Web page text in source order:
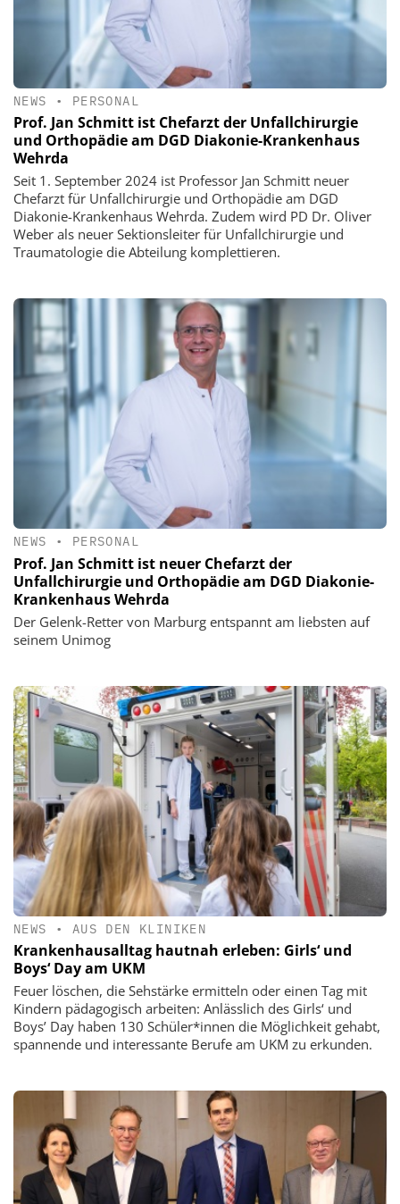
NEWS • PERSONAL
Prof. Jan Schmitt ist Chefarzt der Unfallchirurgie
und Orthopädie am DGD Diakonie-Krankenhaus
Wehrda
Seit 1. September 2024 ist Professor Jan Schmitt neuer
Chefarzt für Unfallchirurgie und Orthopädie am DGD
Diakonie-Krankenhaus Wehrda. Zudem wird PD Dr. Oliver
Weber als neuer Sektionsleiter für Unfallchirurgie und
Traumatologie die Abteilung komplettieren.
NEWS • PERSONAL
Prof. Jan Schmitt ist neuer Chefarzt der
Unfallchirurgie und Orthopädie am DGD Diakonie-
Krankenhaus Wehrda
Der Gelenk-Retter von Marburg entspannt am liebsten auf
seinem Unimog
NEWS • AUS DEN KLINIKEN
Krankenhausalltag hautnah erleben: Girls‘ und
Boys‘ Day am UKM
Feuer löschen, die Sehstärke ermitteln oder einen Tag mit
Kindern pädagogisch arbeiten: Anlässlich des Girls‘ und
Boys’ Day haben 130 Schüler*innen die Möglichkeit gehabt,
spannende und interessante Berufe am UKM zu erkunden.